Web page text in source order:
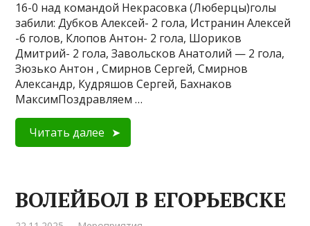
16-0 над командой Некрасовка (Люберцы)голы
забили: Дубков Алексей- 2 гола, Истранин Алексей
-6 голов, Клопов Антон- 2 гола, Шориков
Дмитрий- 2 гола, Завольсков Анатолий — 2 гола,
Зюзько Антон , Смирнов Сергей, Смирнов
Александр, Кудряшов Сергей, Бахнаков
МаксимПоздравляем …
Читать далее
ВОЛЕЙБОЛ В ЕГОРЬЕВСКЕ